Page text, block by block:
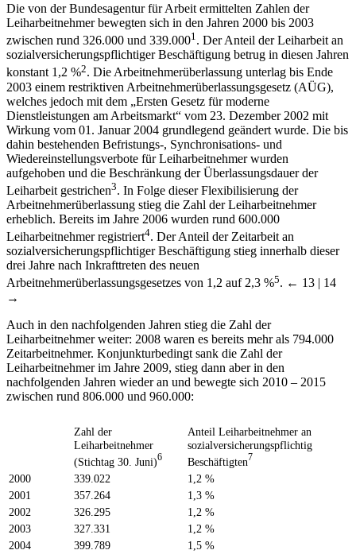
Die von der Bundesagentur für Arbeit ermittelten Zahlen der
Leiharbeitnehmer bewegten sich in den Jahren 2000 bis 2003
zwischen rund 326.000 und 339.0001 . Der Anteil der Leiharbeit an
sozialversicherungspflichtiger Beschäftigung betrug in diesen Jahren
konstant 1,2 %2. Die Arbeitnehmerüberlassung unterlag bis Ende
2003 einem restriktiven Arbeitnehmerüberlassungsgesetz (AÜG),
welches jedoch mit dem „Ersten Gesetz für moderne
Dienstleistungen am Arbeitsmarkt“ vom 23. Dezember 2002 mit
Wirkung vom 01. Januar 2004 grundlegend geändert wurde. Die bis
dahin bestehenden Befristungs-, Synchronisations- und
Wiedereinstellungsverbote für Leiharbeitnehmer wurden
aufgehoben und die Beschränkung der Überlassungsdauer der
Leiharbeit gestrichen3. In Folge dieser Flexibilisierung der
Arbeitnehmerüberlassung stieg die Zahl der Leiharbeitnehmer
erheblich. Bereits im Jahre 2006 wurden rund 600.000
Leiharbeitnehmer registriert4. Der Anteil der Zeitarbeit an
sozialversicherungspflichtiger Beschäftigung stieg innerhalb dieser
drei Jahre nach Inkrafttreten des neuen
Arbeitnehmerüberlassungsgesetzes von 1,2 auf 2,3 %5. ← 13 | 14
→
Auch in den nachfolgenden Jahren stieg die Zahl der
Leiharbeitnehmer weiter: 2008 waren es bereits mehr als 794.000
Zeitarbeitnehmer. Konjunkturbedingt sank die Zahl der
Leiharbeitnehmer im Jahre 2009, stieg dann aber in den
nachfolgenden Jahren wieder an und bewegte sich 2010 – 2015
zwischen rund 806.000 und 960.000:
Zahl der
Leiharbeitnehmer
(Stichtag 30. Juni)6
Anteil Leiharbeitnehmer an
sozialversicherungspflichtig
Beschäftigten7
2000 339.022
1,2 %
2001
357.264
1,3 %
2002
326.295
1,2 %
2003
327.331
1,2 %
2004
399.789
1,5 %